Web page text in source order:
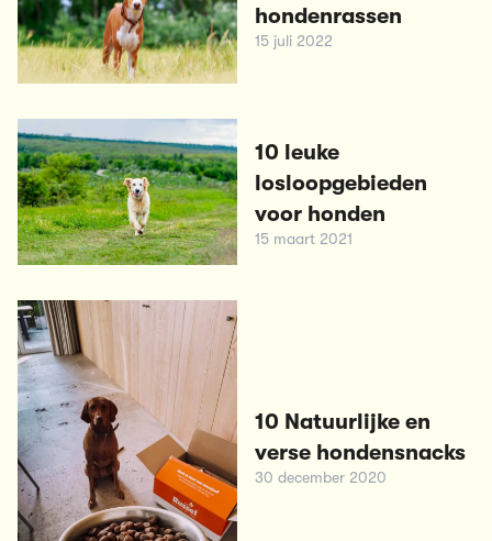
hondenrassen
15 juli 2022
10 leuke
losloopgebieden
voor honden
15 maart 2021
10 Natuurlijke en
verse hondensnacks
30 december 2020